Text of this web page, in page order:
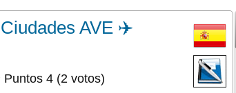
AVE ✈️
Puntos 4 (2 votos)